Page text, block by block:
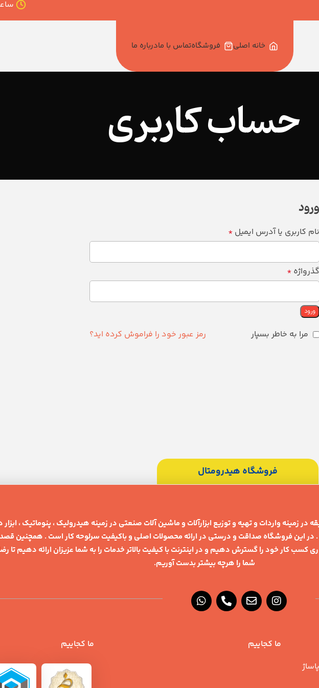
خانه اصلی فروشگاهتماس با مادرباره ما
حساب کاربری
ورود
نام کاربری یا آدرس ایمیل *
گذرواژه *
ورود
رمز عبور خود را فراموش کرده اید؟ مرا به خاطر بسپار
فروشگاه هیدرومتال
زمینه واردات و تهیه و توزیع ابزارآلات و ماشین آلات صنعتی در زمینه هیدرولیک ، پنوماتیک ،
این فروشگاه صداقت و درستی در ارائه محصولات اصلی و باکیفیت سرلوحه کار است . همچنین قصد
کسب کار خود را گسترش دهیم و در اینترنت با کیفیت بالاتر خدمات را به شما عزیزان ارائه دهیم تا
شما را هرچه بیشتر بدست آوریم.
ما کجاییم ما کجاییم